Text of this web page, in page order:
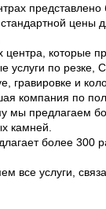
представлено
цены
центра, которые
услуги по резке,
гравировке и
компания по
мы предлагаем
камней.
более 300
все услуги,